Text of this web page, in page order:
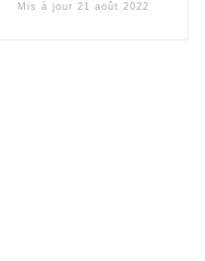
Mis à jour21 août 2022